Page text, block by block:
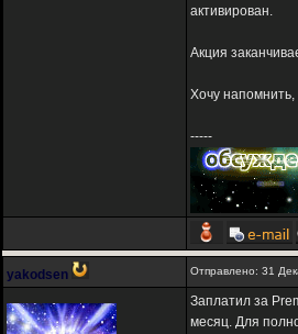
активирован.
Акция
Хочу
-----
yakodsen Отправлено: 31
Заплатил за
месяц. Для